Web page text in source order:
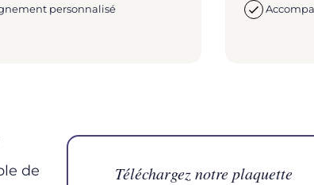
personnalisé
de
Téléchargez notre plaquette